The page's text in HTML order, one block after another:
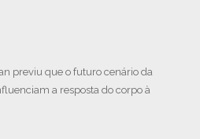
previu que o futuro cenário da
a resposta do corpo à